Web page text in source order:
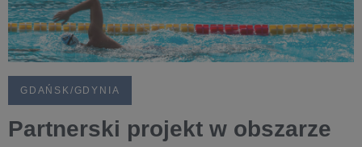
GDAŃSK/GDYNIA
Partnerski projekt w obszarze